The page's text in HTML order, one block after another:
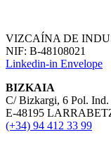
VIZCAÍNA DE
NIF: B-48108021
Linkedin-in Envelope
BIZKAIA
C/ Bizkargi, 6 Pol. Ind.
E-48195
(+34) 94 412 33 99